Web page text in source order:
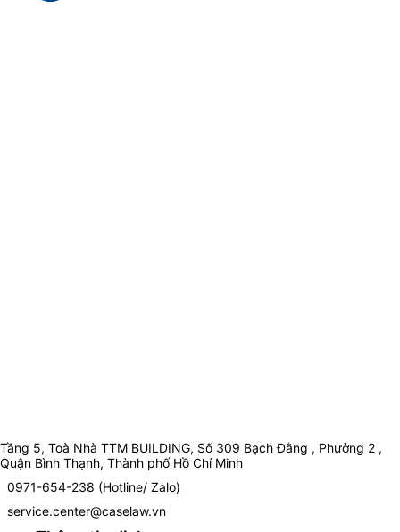
Tầng 5, Toà Nhà TTM BUILDING, Số 309 Bạch Đằng , Phường 2 ,
Quận Bình Thạnh, Thành phố Hồ Chí Minh
0971-654-238 (Hotline/ Zalo)
service.center@caselaw.vn